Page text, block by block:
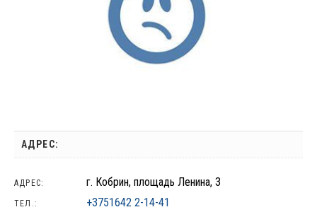
АДРЕС:
АДРЕС: г. Кобрин, площадь Ленина, 3
ТЕЛ.: +3751642 2-14-41